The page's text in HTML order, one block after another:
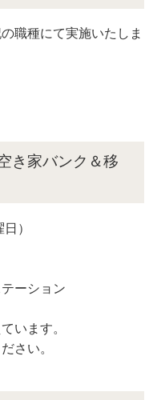
職種にて実施いたしま
き家バンク＆移
）
ション
います。
さい。